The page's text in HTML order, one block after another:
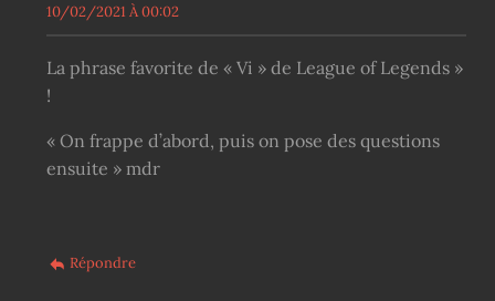
10/02/2021 À 00:02
La phrase favorite de « Vi » de League of Legends »
!
« On frappe d’abord, puis on pose des questions
ensuite » mdr
Répondre